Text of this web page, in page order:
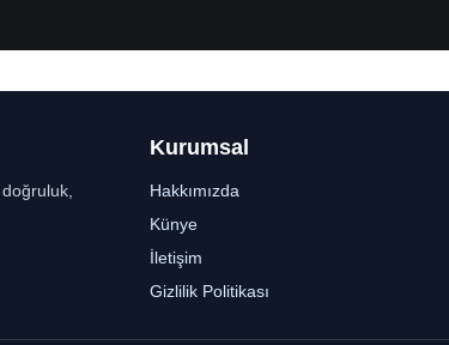
Kurumsal
Hakkımızda
Künye
İletişim
Gizlilik Politikası